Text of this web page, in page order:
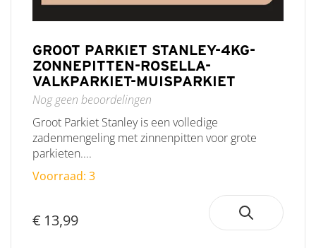
GROOT PARKIET STANLEY-4KG-
ZONNEPITTEN-ROSELLA-
VALKPARKIET-MUISPARKIET
Nog geen beoordelingen
Groot Parkiet Stanley is een volledige
zadenmengeling met zinnenpitten voor grote
parkieten....
Voorraad: 3
€ 13,99